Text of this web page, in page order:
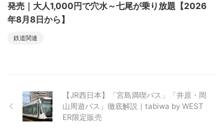
発売｜大人1,000円で穴水～七尾が乗り放題【2026
年8月8日から】
鉄道関連
【JR西日本】「宮島満喫パス」「井原・岡
山周遊パス」徹底解説｜tabiwa by WEST
ER限定販売